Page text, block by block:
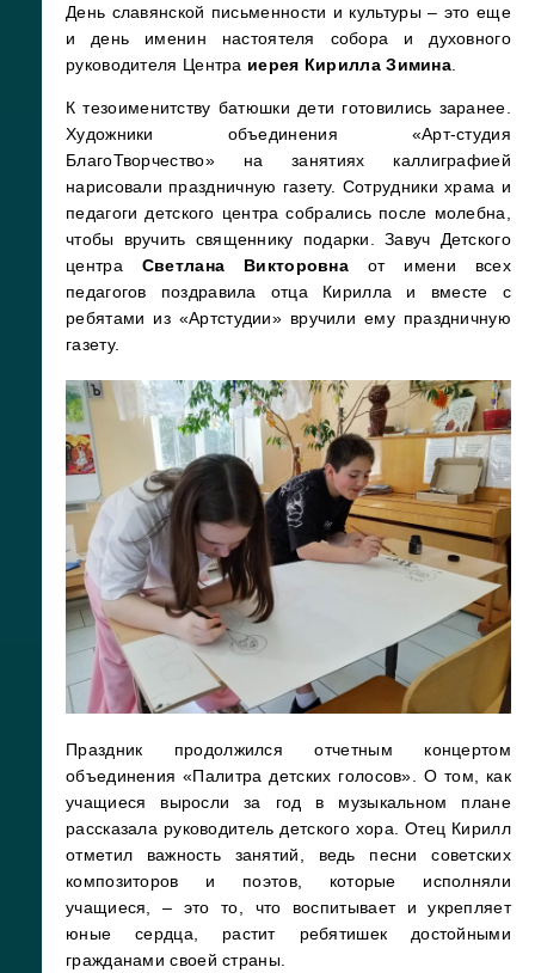
День славянской письменности и культуры – это еще
и день именин настоятеля собора и духовного
руководителя Центра иерея Кирилла Зимина
К тезоименитству батюшки дети готовились заранее.
Художники объединения «Арт-студия
БлагоТворчество» на занятиях каллиграфией
нарисовали праздничную газету. Сотрудники храма и
педагоги детского центра собрались после молебна,
чтобы вручить священнику подарки. Завуч Детского
центра Светлана Викторовна от имени всех
педагогов поздравила отца Кирилла и вместе с
ребятами из «Артстудии» вручили ему праздничную
газету.
Праздник продолжился отчетным концертом
объединения «Палитра детских голосов». О том, как
учащиеся выросли за год в музыкальном плане
рассказала руководитель детского хора. Отец Кирилл
отметил важность занятий, ведь песни советских
композиторов и поэтов, которые исполняли
учащиеся, – это то, что воспитывает и укрепляет
юные сердца, растит ребятишек достойными
гражданами своей страны.